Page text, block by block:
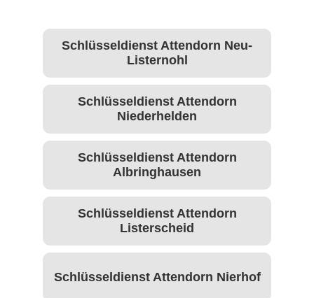
Schlüsseldienst Attendorn Neu-
Listernohl
Schlüsseldienst Attendorn
Niederhelden
Schlüsseldienst Attendorn
Albringhausen
Schlüsseldienst Attendorn
Listerscheid
Schlüsseldienst Attendorn Nierhof